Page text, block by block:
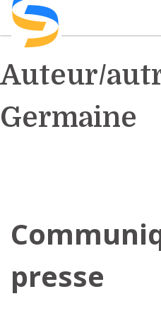
Skip
content
Auteur/
Germaine
presse